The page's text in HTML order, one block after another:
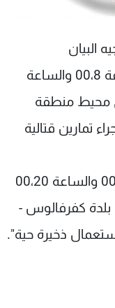
البيان
الآتي:"بتاريخ 5/2/2014 ما بين الساعة 00،8 والساعة
محيط منطقة
تمارين قتالية
وبتاريخ 6/2/2014 ما بين الساعة 00،8 والساعة 00،20
كفرفالوس -
استعمال ذخيرة حية".